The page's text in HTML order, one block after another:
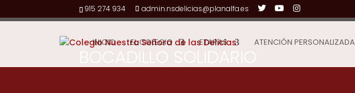
915 274 934 admin.nsdelicias@planalfa.es
INICIO EL COLEGIO ETAPAS ATENCIÓN PERSONALIZADA